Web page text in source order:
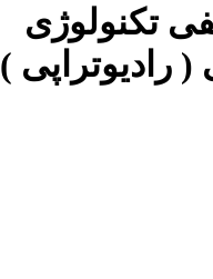
تکنولوژی
( رادیوتراپی )